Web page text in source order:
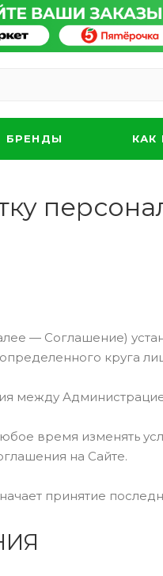
БРЕНДЫ КАК
— Соглашение)
круга
между
время изменять
на Сайте.
принятие